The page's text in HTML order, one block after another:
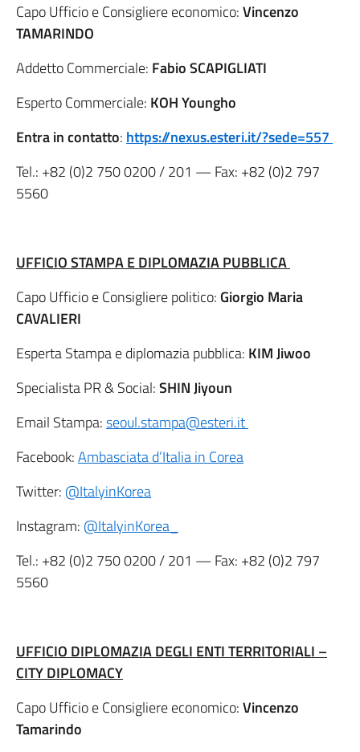
Capo Ufficio e Consigliere economico:Vincenzo
TAMARINDO
Addetto Commerciale: Fabio SCAPIGLIATI
Esperto Commerciale: KOH Youngho
Entra in contatto: https://nexus.esteri.it/?sede=557
Tel.: +82 (0)2 750 0200/ 201 — Fax: +82 (0)2 797
5560
UFFICIO STAMPA E DIPLOMAZIA PUBBLICA
Capo Ufficio e Consigliere politico: Giorgio Maria
CAVALIERI
Esperta Stampa e diplomazia pubblica: KIM Jiwoo
Specialista PR & Social:SHIN Jiyoun
Email Stampa:seoul.stampa@esteri.it
Facebook:Ambasciata d’Italia in Corea
Twitter: @ItalyinKorea
Instagram: @ItalyinKorea_
Tel.: +82 (0)2 750 0200/ 201 — Fax: +82 (0)2 797
5560
UFFICIO DIPLOMAZIA DEGLI ENTI TERRITORIALI –
CITY DIPLOMACY
Capo Ufficio e Consigliere economico:Vincenzo
Tamarindo